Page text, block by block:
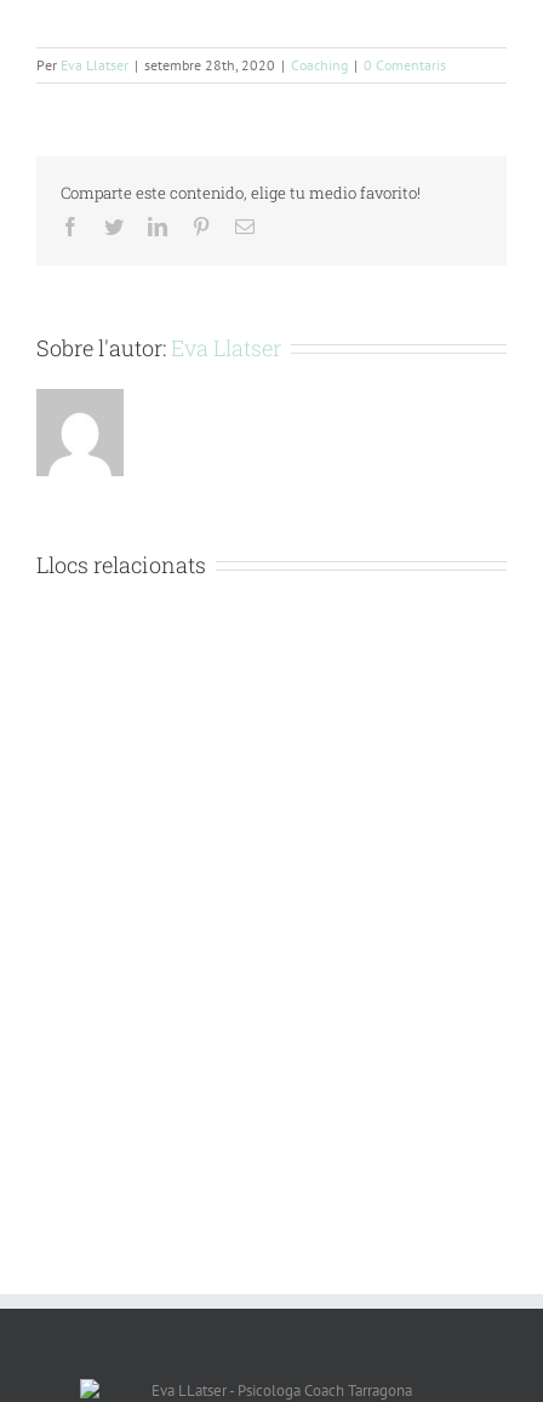
Per Eva Llatser | setembre 28th, 2020 | Coaching | 0 Comentaris
Comparte este contenido, elige tu medio favorito!
Facebook
TwitterLinkedInPinterestEmail:
Sobre l'autor: Eva Llatser
Llocs relacionats